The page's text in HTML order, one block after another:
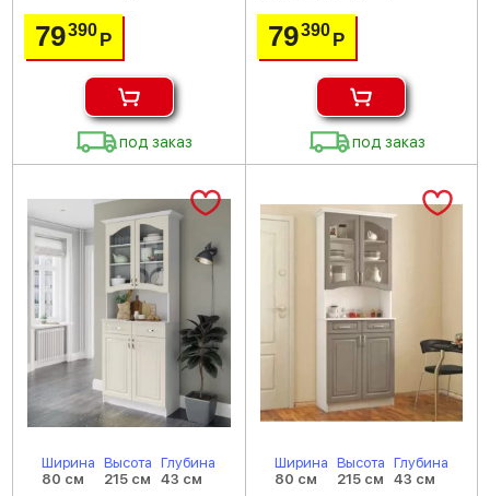
79390 Р
под заказ
79390 Р
под заказ
Ширина
80 см
Высота
215 см
Глубина
43 см
Ширина
80 см
Высота
215 см
Глубина
43 см